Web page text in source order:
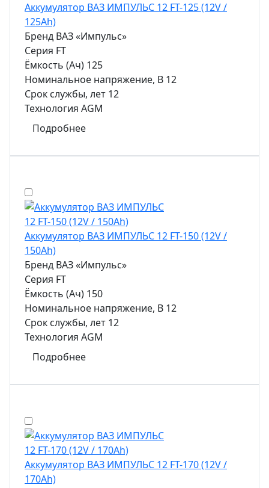
Аккумулятор ВАЗ ИМПУЛЬС 12 FT-125 (12V /
125Ah)
Бренд ВАЗ «Импульс»
Серия FT
Ёмкость (Ач) 125
Номинальное напряжение, В 12
Срок службы, лет 12
Технология AGM
Подробнее
Аккумулятор ВАЗ ИМПУЛЬС 12 FT-150 (12V /
150Ah)
Бренд ВАЗ «Импульс»
Серия FT
Ёмкость (Ач) 150
Номинальное напряжение, В 12
Срок службы, лет 12
Технология AGM
Подробнее
Аккумулятор ВАЗ ИМПУЛЬС 12 FT-170 (12V /
170Ah)